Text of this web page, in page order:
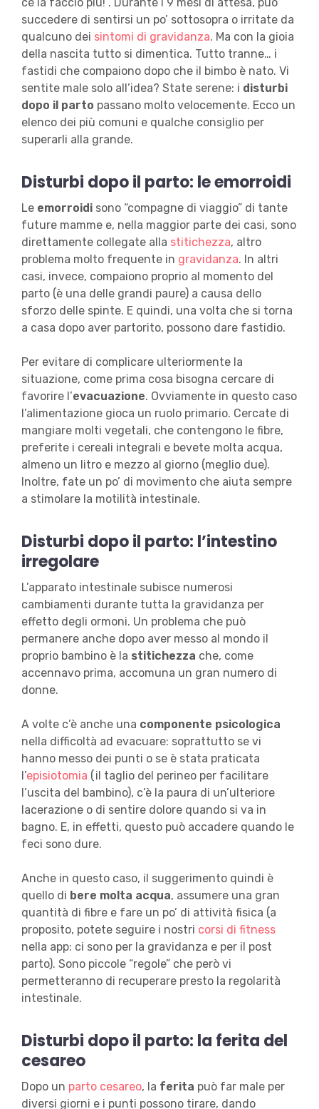
succedere di sentirsi un po’ sottosopra o irritate da
qualcuno dei sintomi di gravidanza. Ma con la gioia
della nascita tutto si dimentica. Tutto tranne… i
fastidi che compaiono dopo che il bimbo è nato. Vi
sentite male solo all’idea? State serene: i disturbi
dopo il parto passano molto velocemente. Ecco un
elenco dei più comuni e qualche consiglio per
superarli alla grande.
Disturbi dopo il parto: le emorroidi
Le emorroidisono “compagne di viaggio” di tante
future mamme e, nella maggior parte dei casi, sono
direttamente collegate alla stitichezza, altro
problema molto frequente in gravidanza. In altri
casi, invece, compaiono proprio al momento del
parto (è una delle grandi paure) a causa dello
sforzo delle spinte. E quindi, una volta che si torna
a casa dopo aver partorito, possono dare fastidio.
Per evitare di complicare ulteriormente la
situazione, come prima cosa bisogna cercare di
favorire l’evacuazione. Ovviamente in questo caso
l’alimentazione gioca un ruolo primario. Cercate di
mangiare molti vegetali, che contengono le fibre,
preferite i cereali integrali e bevete molta acqua,
almeno un litro e mezzo al giorno (meglio due).
Inoltre, fate un po’ di movimento che aiuta sempre
a stimolare la motilità intestinale.
Disturbi dopo il parto: l’intestino
irregolare
L’apparato intestinale subisce numerosi
cambiamenti durante tutta la gravidanza per
effetto degli ormoni. Un problema che può
permanere anche dopo aver messo al mondo il
proprio bambino è la stitichezza che, come
accennavo prima, accomuna un gran numero di
donne.
A volte c’è anche una componente psicologica
nella difficoltà ad evacuare: soprattutto se vi
hanno messo dei punti o se è stata praticata
l’episiotomia (il taglio del perineo per facilitare
l’uscita del bambino), c’è la paura di un’ulteriore
lacerazione o di sentire dolore quando si va in
bagno. E, in effetti, questo può accadere quando le
feci sono dure.
Anche in questo caso, il suggerimento quindi è
quello di bere molta acqua, assumere una gran
quantità di fibre e fare un po’ di attività fisica (a
proposito, potete seguire i nostri corsi di fitness
nella app: ci sono per la gravidanza e per il post
parto). Sono piccole “regole” che però vi
permetteranno di recuperare presto la regolarità
intestinale.
Disturbi dopo il parto: la ferita del
cesareo
Dopo un parto cesareo, la ferita può far male per
diversi giorni e i punti possono tirare, dando